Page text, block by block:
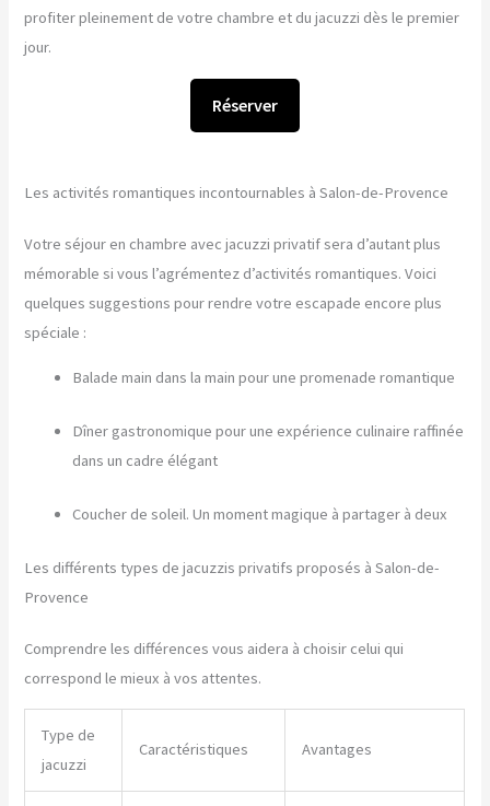
profiter pleinement de votre chambre et du jacuzzi dès le premier
jour.
Réserver
Les activités romantiques incontournables à Salon-de-Provence
Votre séjour en chambre avec jacuzzi privatif sera d’autant plus
mémorable si vous l’agrémentez d’activités romantiques. Voici
quelques suggestions pour rendre votre escapade encore plus
spéciale :
Balade main dans la main pour une promenade romantique
Dîner gastronomique pour une expérience culinaire raffinée
dans un cadre élégant
Coucher de soleil. Un moment magique à partager à deux
Les différents types de jacuzzis privatifs proposés à Salon-de-
Provence
Comprendre les différences vous aidera à choisir celui qui
correspond le mieux à vos attentes.
Type de
jacuzzi
Caractéristiques Avantages